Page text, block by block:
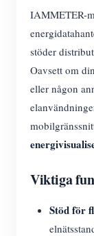
IAMMETER-
stöder
Oavsett om
eller någon
Viktiga
Stöd för